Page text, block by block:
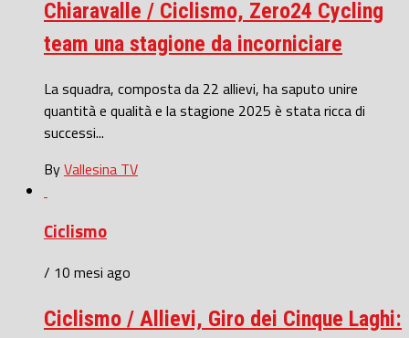
Chiaravalle / Ciclismo, Zero24 Cycling
team una stagione da incorniciare
La squadra, composta da 22 allievi, ha saputo unire
quantità e qualità e la stagione 2025 è stata ricca di
successi...
ByVallesina TV
Ciclismo
/ 10 mesi ago
Ciclismo / Allievi, Giro dei Cinque Laghi: